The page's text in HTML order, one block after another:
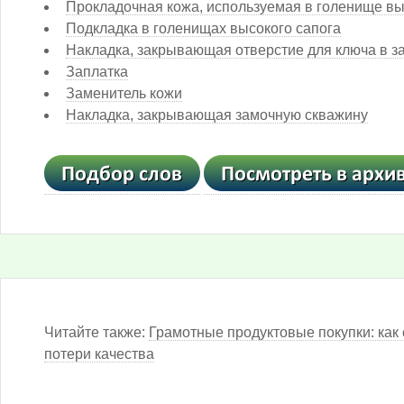
Прокладочная кожа, используемая в голенище
Подкладка в голенищах высокого сапога
Накладка, закрывающая отверстие для ключа в
Заплатка
Заменитель кожи
Накладка, закрывающая замочную скважину
Читайте также: Грамотные продуктовые покупки:
потери качества